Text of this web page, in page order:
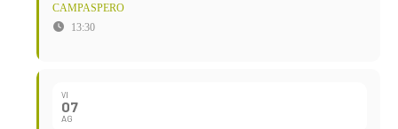
CAMPASPERO
13:30
VI
07
AG